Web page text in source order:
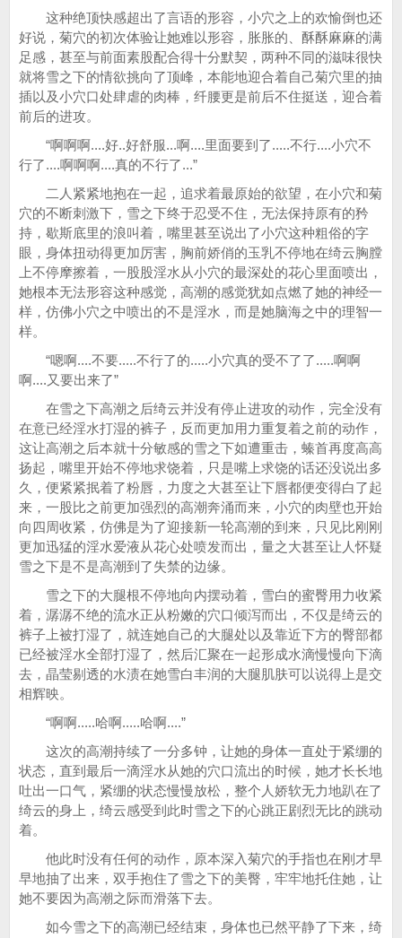
这种绝顶快感超出了言语的形容，小穴之上的欢愉倒也还
好说，菊穴的初次体验让她难以形容，胀胀的、酥酥麻麻的满
足感，甚至与前面素股配合得十分默契，两种不同的滋味很快
就将雪之下的情欲挑向了顶峰，本能地迎合着自己菊穴里的抽
插以及小穴口处肆虐的肉棒，纤腰更是前后不住挺送，迎合着
前后的进攻。
“啊啊啊....好..好舒服...啊....里面要到了.....不行....小穴不
行了....啊啊啊....真的不行了...”
二人紧紧地抱在一起，追求着最原始的欲望，在小穴和菊
穴的不断刺激下，雪之下终于忍受不住，无法保持原有的矜
持，歇斯底里的浪叫着，嘴里甚至说出了小穴这种粗俗的字
眼，身体扭动得更加厉害，胸前娇俏的玉乳不停地在绮云胸膛
上不停摩擦着，一股股淫水从小穴的最深处的花心里面喷出，
她根本无法形容这种感觉，高潮的感觉犹如点燃了她的神经一
样，仿佛小穴之中喷出的不是淫水，而是她脑海之中的理智一
样。
“嗯啊....不要.....不行了的.....小穴真的受不了了.....啊啊
啊....又要出来了”
在雪之下高潮之后绮云并没有停止进攻的动作，完全没有
在意已经淫水打湿的裤子，反而更加用力重复着之前的动作，
这让高潮之后本就十分敏感的雪之下如遭重击，螓首再度高高
扬起，嘴里开始不停地求饶着，只是嘴上求饶的话还没说出多
久，便紧紧抿着了粉唇，力度之大甚至让下唇都便变得白了起
来，一股比之前更加强烈的高潮奔涌而来，小穴的肉壁也开始
向四周收紧，仿佛是为了迎接新一轮高潮的到来，只见比刚刚
更加迅猛的淫水爱液从花心处喷发而出，量之大甚至让人怀疑
雪之下是不是高潮到了失禁的边缘。
雪之下的大腿根不停地向内摆动着，雪白的蜜臀用力收紧
着，潺潺不绝的流水正从粉嫩的穴口倾泻而出，不仅是绮云的
裤子上被打湿了，就连她自己的大腿处以及靠近下方的臀部都
已经被淫水全部打湿了，然后汇聚在一起形成水滴慢慢向下滴
去，晶莹剔透的水渍在她雪白丰润的大腿肌肤可以说得上是交
相辉映。
“啊啊.....哈啊.....哈啊....”
这次的高潮持续了一分多钟，让她的身体一直处于紧绷的
状态，直到最后一滴淫水从她的穴口流出的时候，她才长长地
吐出一口气，紧绷的状态慢慢放松，整个人娇软无力地趴在了
绮云的身上，绮云感受到此时雪之下的心跳正剧烈无比的跳动
着。
他此时没有任何的动作，原本深入菊穴的手指也在刚才早
早地抽了出来，双手抱住了雪之下的美臀，牢牢地托住她，让
她不要因为高潮之际而滑落下去。
如今雪之下的高潮已经结束，身体也已然平静了下来，绮